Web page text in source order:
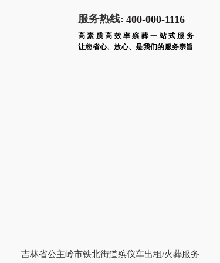
服务热线: 400-000-1116
高素质高效率殡葬一站式服务
让您省心、放心、是我们的服务宗旨
吉林省公主岭市铁北街道殡仪车出租/火葬服务